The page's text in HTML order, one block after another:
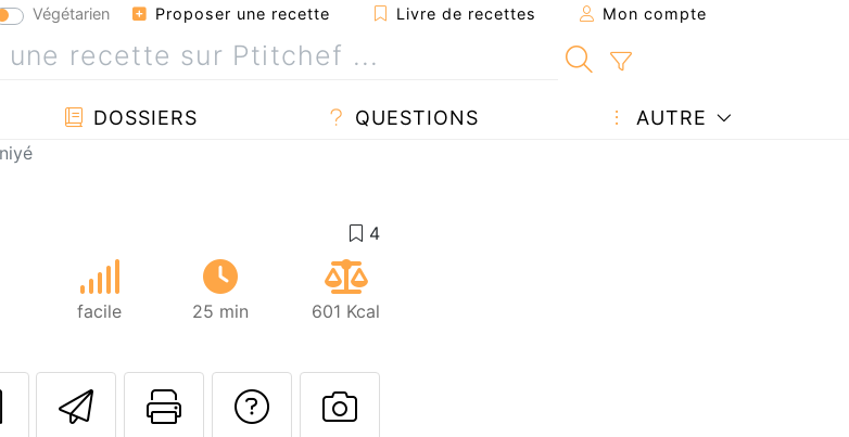
Végétarien Proposer une recette Livre de recettes Mon compte
DOSSIERS QUESTIONS AUTRE
facile 25 min 601 Kcal
Envoyer cette recette à un ami
Imprimer cette page
Poser une question à l'auteur